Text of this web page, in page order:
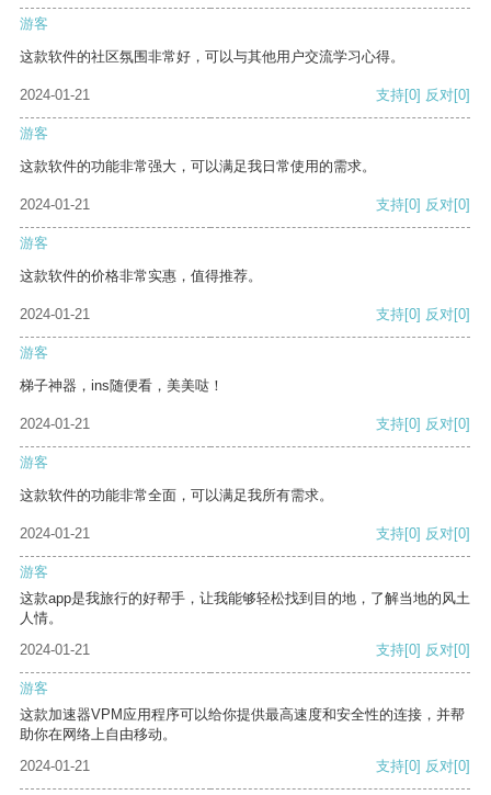
游客
这款软件的社区氛围非常好，可以与其他用户交流学习心得。
2024-01-21 支持[0] 反对[0]
游客
这款软件的功能非常强大，可以满足我日常使用的需求。
2024-01-21 支持[0] 反对[0]
游客
这款软件的价格非常实惠，值得推荐。
2024-01-21 支持[0] 反对[0]
游客
梯子神器，ins随便看，美美哒！
2024-01-21 支持[0] 反对[0]
游客
这款软件的功能非常全面，可以满足我所有需求。
2024-01-21 支持[0] 反对[0]
游客
这款app是我旅行的好帮手，让我能够轻松找到目的地，了解当地的风土
人情。
2024-01-21
支持[0] 反对[0]
游客
这款加速器VPM应用程序可以给你提供最高速度和安全性的连接，并帮
助你在网络上自由移动。
2024-01-21
支持[0] 反对[0]